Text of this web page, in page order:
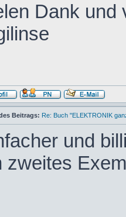
Dank und
Beitrags: Re: Buch "ELEKTRONIK
und
zweites